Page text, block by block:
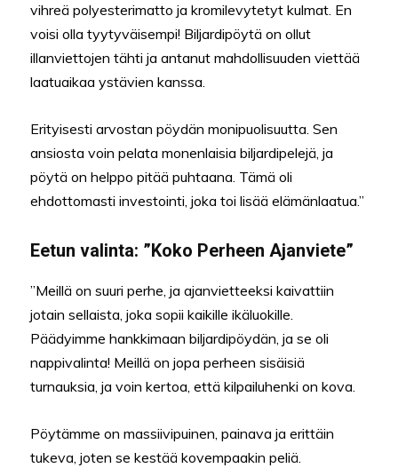
vihreä polyesterimatto ja kromilevytetyt kulmat. En
voisi olla tyytyväisempi! Biljardipöytä on ollut
illanviettojen tähti ja antanut mahdollisuuden viettää
laatuaikaa ystävien kanssa.
Erityisesti arvostan pöydän monipuolisuutta. Sen
ansiosta voin pelata monenlaisia biljardipelejä, ja
pöytä on helppo pitää puhtaana. Tämä oli
ehdottomasti investointi, joka toi lisää elämänlaatua.”
Eetun valinta: ”Koko Perheen Ajanviete”
”Meillä on suuri perhe, ja ajanvietteeksi kaivattiin
jotain sellaista, joka sopii kaikille ikäluokille.
Päädyimme hankkimaan biljardipöydän, ja se oli
nappivalinta! Meillä on jopa perheen sisäisiä
turnauksia, ja voin kertoa, että kilpailuhenki on kova.
Pöytämme on massiivipuinen, painava ja erittäin
tukeva, joten se kestää kovempaakin peliä.